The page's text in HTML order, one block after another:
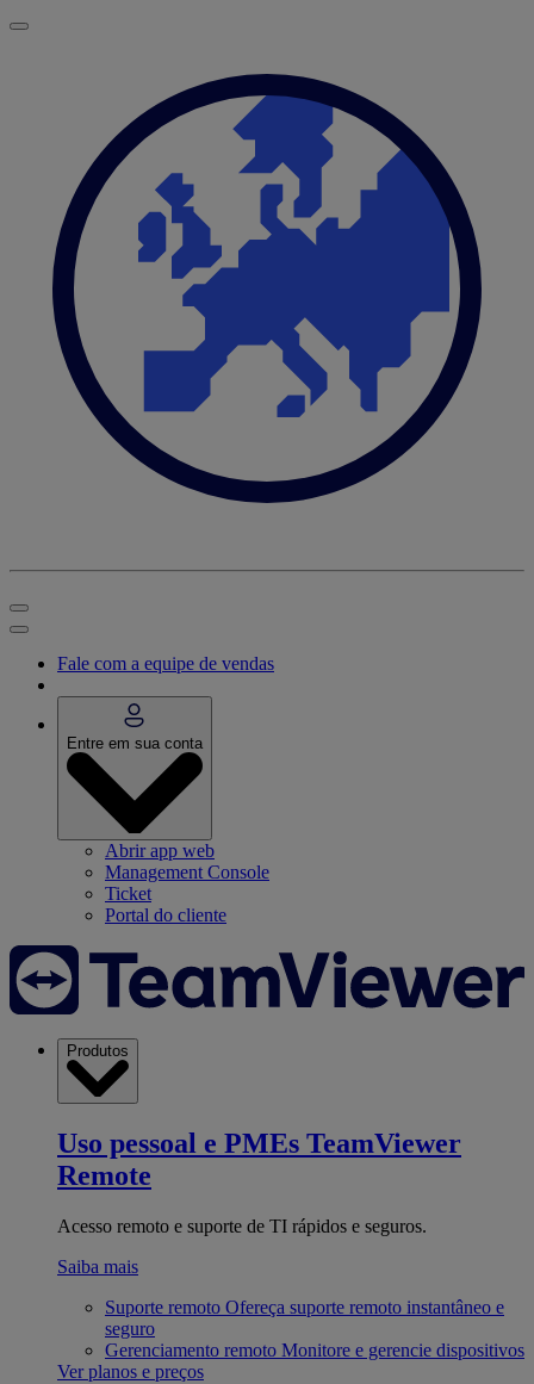
Fale com a equipe de vendas
Entre em sua conta
Abrir app web
Management Console
Ticket
Portal do cliente
Produtos
Uso pessoal e PMEs TeamViewer
Remote
Acesso remoto e suporte de TI rápidos e seguros.
Saiba mais
Suporte remoto Ofereça suporte remoto instantâneo e
seguro
Gerenciamento remoto Monitore e gerencie dispositivos
Ver planos e preços